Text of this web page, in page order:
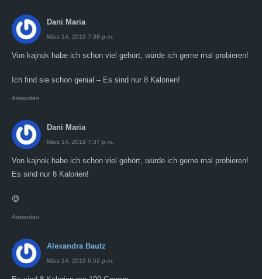
Dani Maria
März 14, 2019 7:38 p.m.
Von kajnok habe ich schon viel gehört, würde ich gerne mal probieren!
Ich find sie schon genial – Es sind nur 8 Kalorien!
Antworten
Dani Maria
März 14, 2019 7:37 p.m.
Von kajnok habe ich schon viel gehört, würde ich gerne mal probieren!
Es sind nur 8 Kalorien!
😍
Antworten
Alexandra Bautz
März 14, 2019 6:52 p.m.